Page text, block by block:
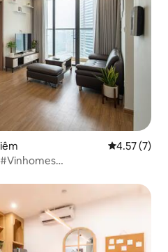
Calificación
4.57 (7)